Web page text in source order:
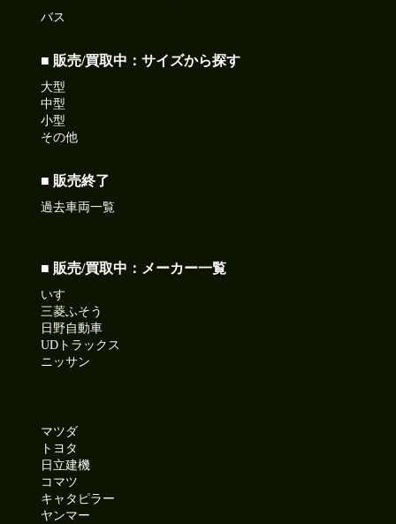
バス
■ 販売/買取中：サイズから探す
大型
中型
小型
その他
■ 販売終了
過去車両一覧
■ 販売/買取中：メーカー一覧
いすゞ
三菱ふそう
日野自動車
UDトラックス
ニッサン
マツダ
トヨタ
日立建機
コマツ
キャタピラー
ヤンマー